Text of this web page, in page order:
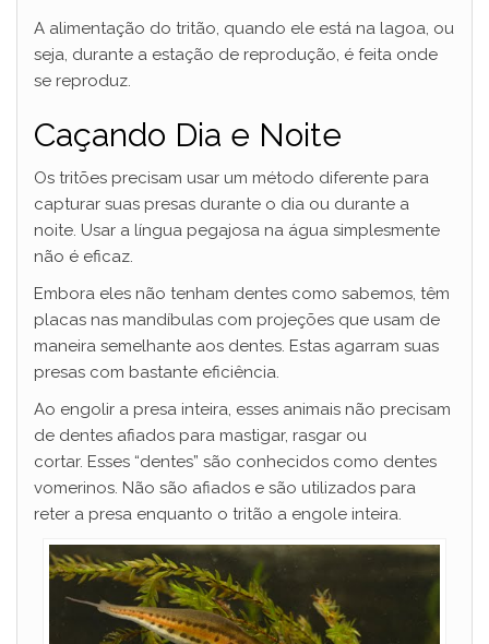
A alimentação do tritão, quando ele está na lagoa, ou
seja, durante a estação de reprodução, é feita onde
se reproduz.
Caçando Dia e Noite
Os tritões precisam usar um método diferente para
capturar suas presas durante o dia ou durante a
noite. Usar a língua pegajosa na água simplesmente
não é eficaz.
Embora eles não tenham dentes como sabemos, têm
placas nas mandíbulas com projeções que usam de
maneira semelhante aos dentes. Estas agarram suas
presas com bastante eficiência.
Ao engolir a presa inteira, esses animais não precisam
de dentes afiados para mastigar, rasgar ou
cortar. Esses “dentes” são conhecidos como dentes
vomerinos. Não são afiados e são utilizados para
reter a presa enquanto o tritão a engole inteira.